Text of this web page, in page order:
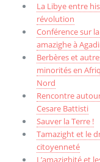
La Libye entre
révolution
Conférence sur
amazighe à
Berbères et
minorités en
Nord
Rencontre
Cesare Battisti
Sauver la Terre !
Tamazight et le
citoyenneté
L’amazighité et